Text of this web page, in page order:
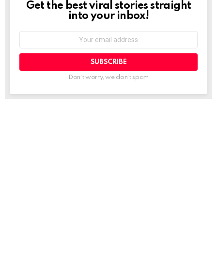
NEWSLETTER
Get the best viral stories straight
into your inbox!
Don't worry, we don't spam